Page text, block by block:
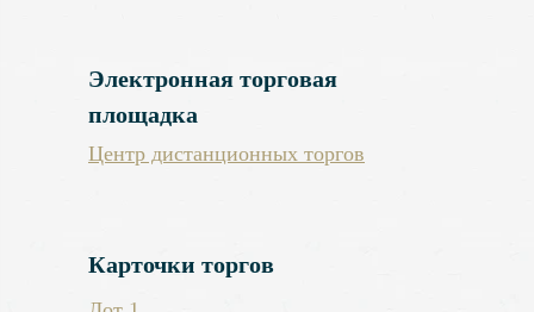
Электронная торговая
площадка
Центр дистанционных торгов
Карточки торгов